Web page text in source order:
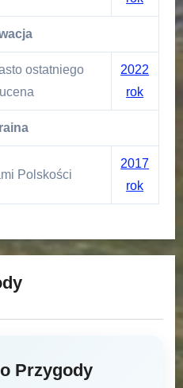
ostatniego
2022
rok
Polskości
2017
rok
Przygody